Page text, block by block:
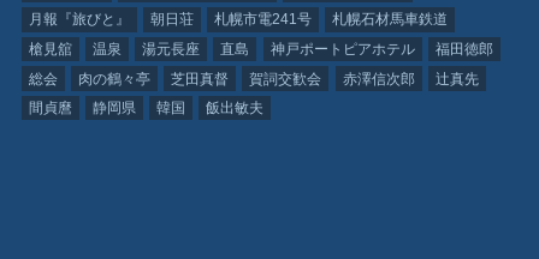
月報『旅びと』
朝日荘 札幌市電241号
札幌石材馬車鉄道
槍見舘
温泉 湯元長座 直島 神戸ポートピアホテル
福田徳郎
総会
肉の鶴々亭 芝田真督 賀詞交歓会 赤澤信次郎
辻真先
間貞麿
静岡県 韓国 飯出敏夫